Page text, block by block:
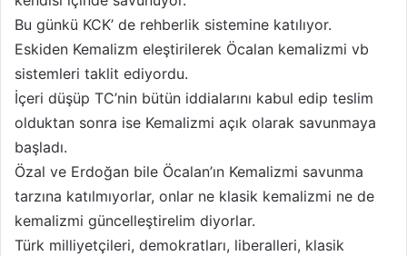
Bu günkü KCK’ de rehberlik sistemine katılıyor.
Eskiden Kemalizm eleştirilerek Öcalan kemalizmi vb
sistemleri taklit ediyordu.
İçeri düşüp TC’nin bütün iddialarını kabul edip teslim
olduktan sonra ise Kemalizmi açık olarak savunmaya
başladı.
Özal ve Erdoğan bile Öcalan’ın Kemalizmi savunma
tarzına katılmıyorlar, onlar ne klasik kemalizmi ne de
kemalizmi güncelleştirelim diyorlar.
Türk milliyetçileri, demokratları, liberalleri, klasik